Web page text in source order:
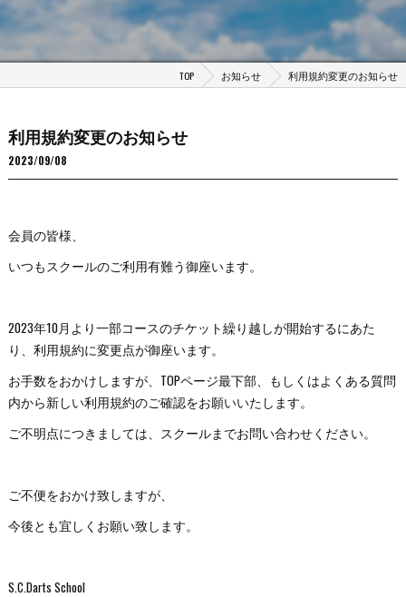
TOP お知らせ 利用規約変更のお知らせ
利用規約変更のお知らせ
2023/09/08
会員の皆様、
いつもスクールのご利用有難う御座います。
2023年10月より一部コースのチケット繰り越しが開始するにあた
り、利用規約に変更点が御座います。
お手数をおかけしますが、TOPページ最下部、もしくはよくある質問
内から新しい利用規約のご確認をお願いいたします。
ご不明点につきましては、スクールまでお問い合わせください。
ご不便をおかけ致しますが、
今後とも宜しくお願い致します。
S.C.Darts School